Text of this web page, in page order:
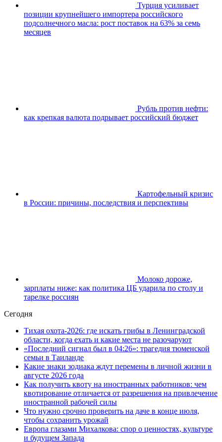
Турция усиливает
позиции крупнейшего импортерa российского
подсолнечного масла: рост поставок на 63% за семь
месяцев
Рубль против нефти:
как крепкая валюта подрывает российский бюджет
Картофельный кризис
в России: причины, последствия и перспективы
Молоко дороже,
зарплаты ниже: как политика ЦБ ударила по столу и
тарелке россиян
Сегодня
Тихая охота-2026: где искать грибы в Ленинградской
области, когда ехать и какие места не разочаруют
«Последний сигнал был в 04:26»: трагедия тюменской
семьи в Таиланде
Какие знаки зодиака ждут перемены в личной жизни в
августе 2026 года
Как получить квоту на иностранных работников: чем
квотирование отличается от разрешения на привлечение
иностранной рабочей силы
Что нужно срочно проверить на даче в конце июля,
чтобы сохранить урожай
Европа глазами Михалкова: спор о ценностях, культуре
и будущем Запада